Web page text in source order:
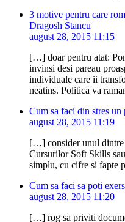
3 motive pentru care
Dragosh Stancu
august 28, 2015 11:15
[…] doar pentru atat:
invinsi desi pareau
individuale care ii
neatins. Politica va
Cum sa faci din stres
august 28, 2015 11:19
[…] consider unul dintre
Cursurilor Soft Skills
simplu, cu cifre si fapte
Cum sa faci sa poti
august 28, 2015 11:20
[…] rog sa priviti